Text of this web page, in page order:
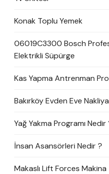
Konak Toplu Yemek
06019C3300 Bosch
Elektrikli Süpürge
Kas Yapma Antrenman
Bakırköy Evden Eve
Yağ Yakma Programı Nedir
İnsan Asansörleri Nedir ?
Makaslı Lift Forces Makina